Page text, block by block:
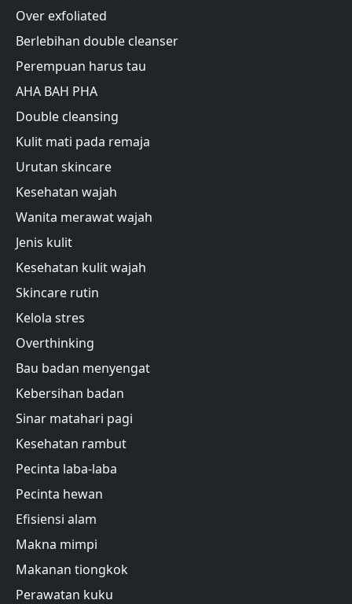
Over exfoliated
Berlebihan double cleanser
Perempuan harus tau
AHA BAH PHA
Double cleansing
Kulit mati pada remaja
Urutan skincare
Kesehatan wajah
Wanita merawat wajah
Jenis kulit
Kesehatan kulit wajah
Skincare rutin
Kelola stres
Overthinking
Bau badan menyengat
Kebersihan badan
Sinar matahari pagi
Kesehatan rambut
Pecinta laba-laba
Pecinta hewan
Efisiensi alam
Makna mimpi
Makanan tiongkok
Perawatan kuku